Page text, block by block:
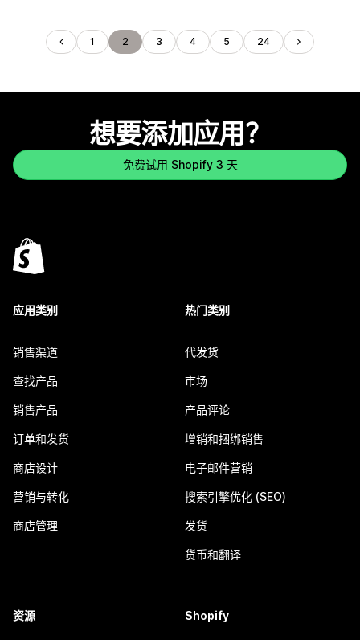
1 2 3 4 5 24
想要添加应用？
免费试用 Shopify 3 天
应用类别
销售渠道
查找产品
销售产品
订单和发货
商店设计
营销与转化
商店管理
热门类别
代发货
市场
产品评论
增销和捆绑销售
电子邮件营销
搜索引擎优化 (SEO)
发货
货币和翻译
资源 Shopify